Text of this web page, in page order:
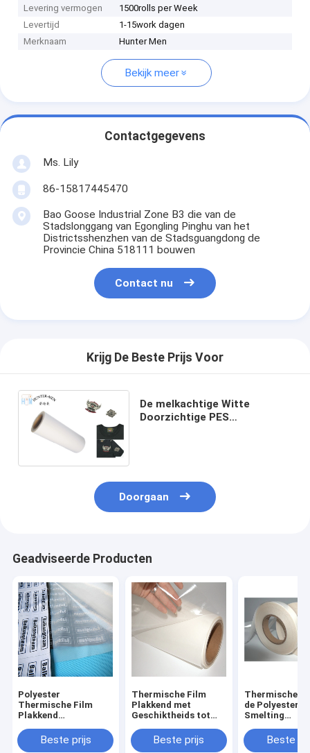
Levering vermogen
1500rolls per Week
Levertijd
1-15work dagen
Merknaam
Hunter Men
Bekijk meer
Contactgegevens
Ms. Lily
86-15817445470
Bao Goose Industrial Zone B3 die van de
Stadslonggang van Egongling Pinghu van het
Districtsshenzhen van de Stadsguangdong de
Provincie China 518111 bouwen
Contact nu
Krijg De Beste Prijs Voor
De melkachtige Witte
Doorzichtige PES
Doorgaan
Geadviseerde Producten
Polyester
Thermische Film
Plakkend
Beste prijs
Thermische Film
Plakkend met
Geschiktheids tot
34N/25mm Adhesie
voor wijd Gebruikte
Beste prijs
Thermische
de Polyester
Smelting
Flard
van het
Beste